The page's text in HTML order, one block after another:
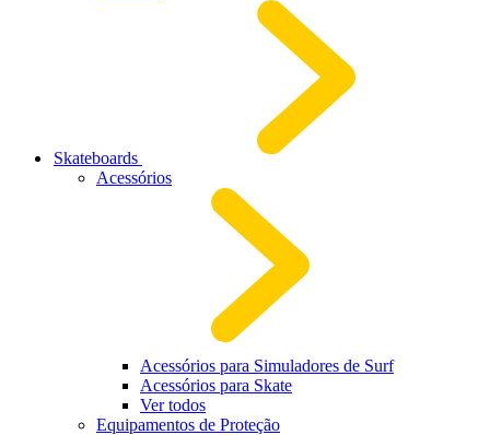
Skateboards
Acessórios
Acessórios para Simuladores de Surf
Acessórios para Skate
Ver todos
Equipamentos de Proteção